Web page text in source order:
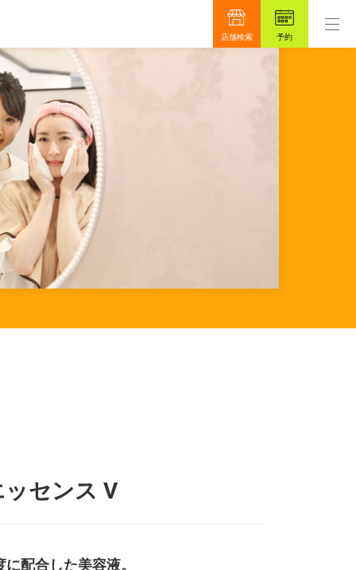
もっと真面目に、もっと安心を目指して48
店舗検索 予約
センス V
配合した美容液。